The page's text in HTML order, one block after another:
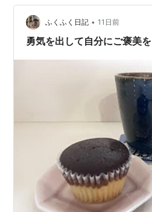
ふくふく日記 • 11日前
勇気を出して自分にご褒美を